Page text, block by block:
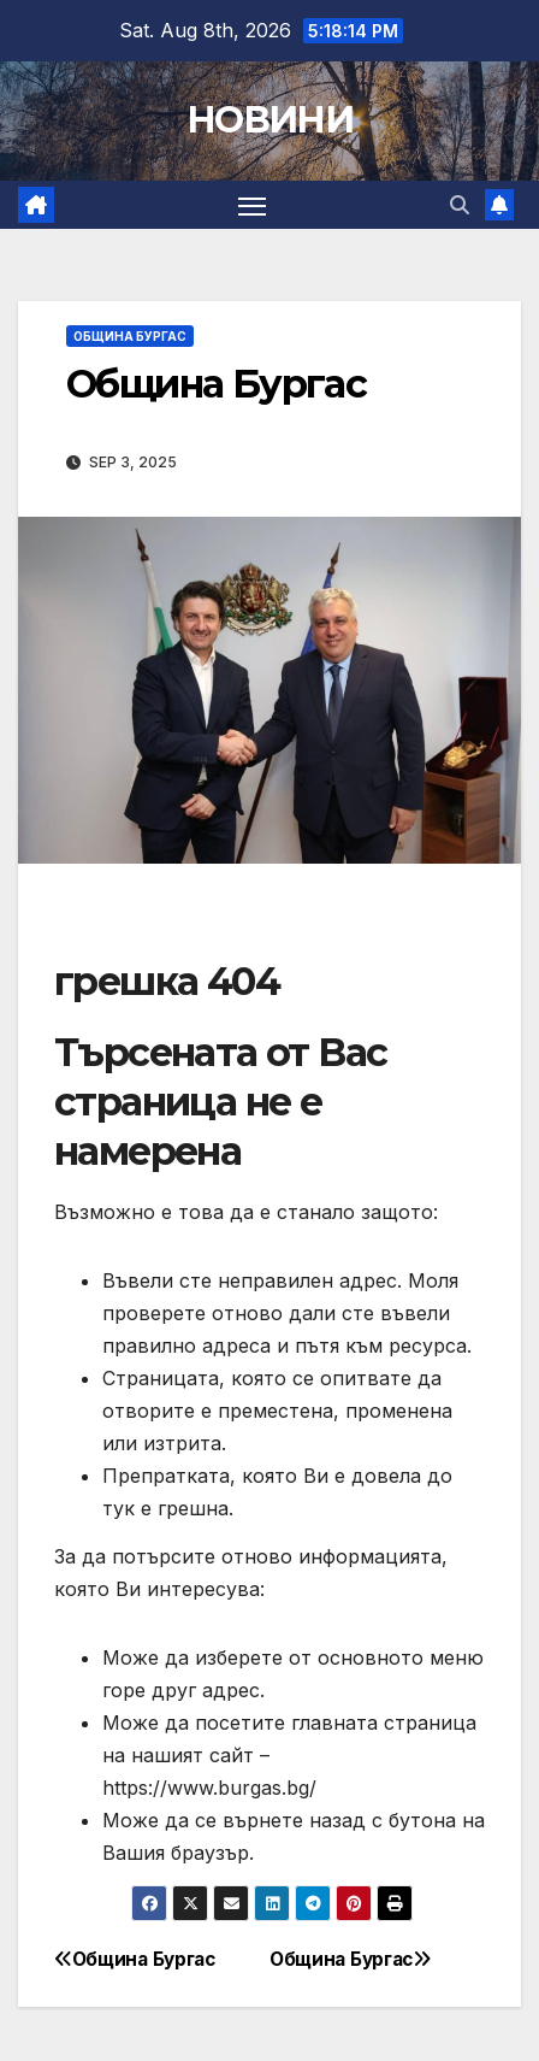
content
Sat. Aug 8th, 2026 5:18:15 PM
НОВИНИ
ОБЩИНА БУРГАС
Община Бургас
SEP 3, 2025
грешка 404
Търсената от Вас
страница не е
намерена
Възможно е това да е станало защото:
Въвели сте неправилен адрес. Моля
проверете отново дали сте въвели
правилно адреса и пътя към ресурса.
Страницата, която се опитвате да
отворите е преместена, променена
или изтрита.
Препратката, която Ви е довела до
тук е грешна.
За да потърсите отново информацията,
която Ви интересува:
Може да изберете от основното меню
горе друг адрес.
Може да посетите главната страница
на нашият сайт –
https://www.burgas.bg/
Може да се върнете назад с бутона на
Вашия браузър.
Post
navigation
Община Бургас
Община Бургас